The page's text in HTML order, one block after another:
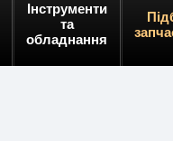
Інструменти
та
обладнання